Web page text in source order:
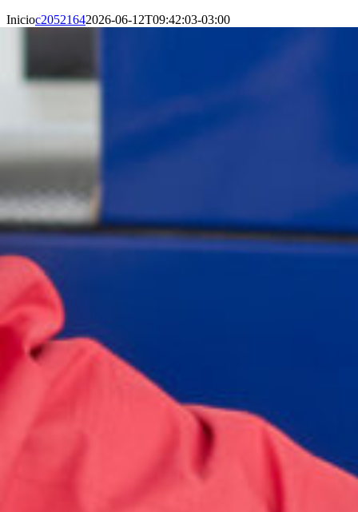
Inicioc20521642026-06-12T09:42:03-03:00